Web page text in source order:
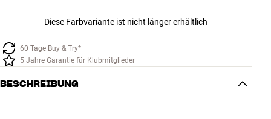
Diese Farbvariante ist nicht länger erhältlich
60 Tage Buy & Try*
5 Jahre Garantie für Klubmitglieder
BESCHREIBUNG